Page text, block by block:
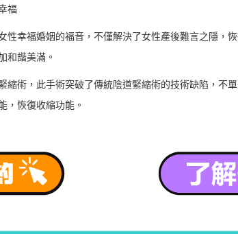
福
幸福婚姻的福音，不僅解決了女性產後難言之隱，
和諧美滿。
術，此手術突破了傳統陰道緊縮術的技術缺陷，不
，恢復收縮功能。